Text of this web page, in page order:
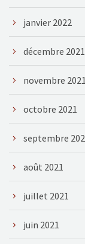
janvier 2022
décembre 2021
novembre 2021
octobre 2021
septembre
août 2021
juillet 2021
juin 2021